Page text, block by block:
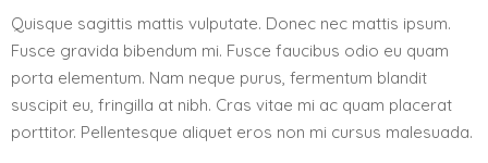
Quisque sagittis mattis vulputate. Donec nec mattis ipsum.
Fusce gravida bibendum mi. Fusce faucibus odio eu quam
porta elementum. Nam neque purus, fermentum blandit
suscipit eu, fringilla at nibh. Cras vitae mi ac quam placerat
porttitor. Pellentesque aliquet eros non mi cursus malesuada.